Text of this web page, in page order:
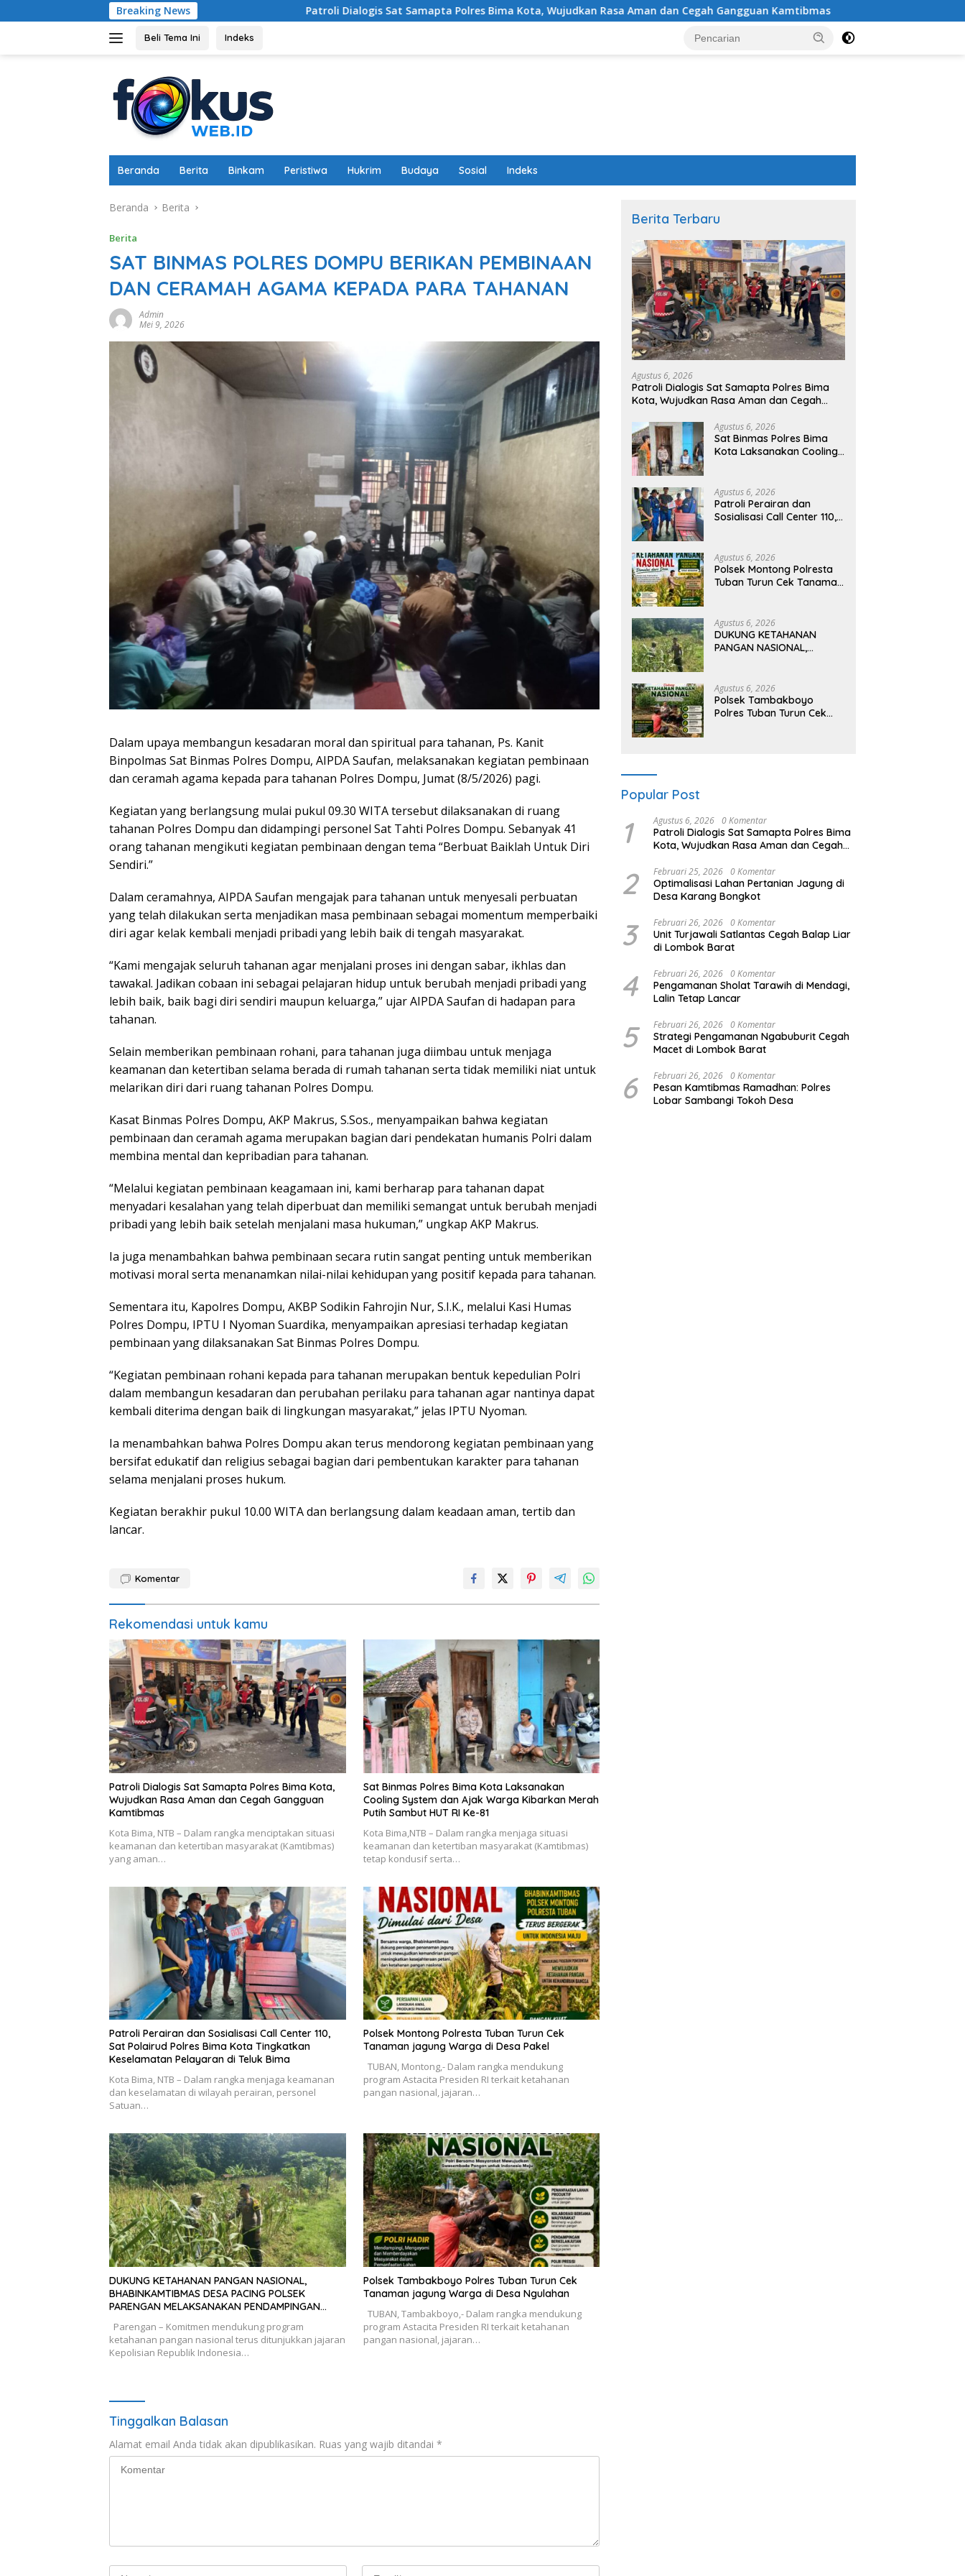
ke
Breaking NewsPatroli Dialogis Sat Samapta Polres Bima Kota, Wujudkan Rasa Aman dan Cegah Gangguan Kamtibmas Sat Binmas Polres Bima Kota
Beli Tema Ini Indeks
Beranda Berita Binkam Peristiwa Hukrim Budaya Sosial Indeks
Beranda Berita
Berita
SAT BINMAS POLRES DOMPU BERIKAN PEMBINAAN
DAN CERAMAH AGAMA KEPADA PARA TAHANAN
Admin
Mei 9, 2026
Dalam upaya membangun kesadaran moral dan spiritual para tahanan, Ps. Kanit
Binpolmas Sat Binmas Polres Dompu, AIPDA Saufan, melaksanakan kegiatan pembinaan
dan ceramah agama kepada para tahanan Polres Dompu, Jumat (8/5/2026) pagi.
Kegiatan yang berlangsung mulai pukul 09.30 WITA tersebut dilaksanakan di ruang
tahanan Polres Dompu dan didampingi personel Sat Tahti Polres Dompu. Sebanyak 41
orang tahanan mengikuti kegiatan pembinaan dengan tema “Berbuat Baiklah Untuk Diri
Sendiri.”
Dalam ceramahnya, AIPDA Saufan mengajak para tahanan untuk menyesali perbuatan
yang telah dilakukan serta menjadikan masa pembinaan sebagai momentum memperbaiki
diri agar kelak kembali menjadi pribadi yang lebih baik di tengah masyarakat.
“Kami mengajak seluruh tahanan agar menjalani proses ini dengan sabar, ikhlas dan
tawakal. Jadikan cobaan ini sebagai pelajaran hidup untuk berubah menjadi pribadi yang
lebih baik, baik bagi diri sendiri maupun keluarga,” ujar AIPDA Saufan di hadapan para
tahanan.
Selain memberikan pembinaan rohani, para tahanan juga diimbau untuk menjaga
keamanan dan ketertiban selama berada di rumah tahanan serta tidak memiliki niat untuk
melarikan diri dari ruang tahanan Polres Dompu.
Kasat Binmas Polres Dompu, AKP Makrus, S.Sos., menyampaikan bahwa kegiatan
pembinaan dan ceramah agama merupakan bagian dari pendekatan humanis Polri dalam
membina mental dan kepribadian para tahanan.
“Melalui kegiatan pembinaan keagamaan ini, kami berharap para tahanan dapat
menyadari kesalahan yang telah diperbuat dan memiliki semangat untuk berubah menjadi
pribadi yang lebih baik setelah menjalani masa hukuman,” ungkap AKP Makrus.
Ia juga menambahkan bahwa pembinaan secara rutin sangat penting untuk memberikan
motivasi moral serta menanamkan nilai-nilai kehidupan yang positif kepada para tahanan.
Sementara itu, Kapolres Dompu, AKBP Sodikin Fahrojin Nur, S.I.K., melalui Kasi Humas
Polres Dompu, IPTU I Nyoman Suardika, menyampaikan apresiasi terhadap kegiatan
pembinaan yang dilaksanakan Sat Binmas Polres Dompu.
“Kegiatan pembinaan rohani kepada para tahanan merupakan bentuk kepedulian Polri
dalam membangun kesadaran dan perubahan perilaku para tahanan agar nantinya dapat
kembali diterima dengan baik di lingkungan masyarakat,” jelas IPTU Nyoman.
Ia menambahkan bahwa Polres Dompu akan terus mendorong kegiatan pembinaan yang
bersifat edukatif dan religius sebagai bagian dari pembentukan karakter para tahanan
selama menjalani proses hukum.
Kegiatan berakhir pukul 10.00 WITA dan berlangsung dalam keadaan aman, tertib dan
lancar.
Komentar
Rekomendasi untuk kamu
Patroli Dialogis Sat Samapta Polres Bima Kota,
Wujudkan Rasa Aman dan Cegah Gangguan
Kamtibmas
Kota Bima, NTB – Dalam rangka menciptakan situasi
keamanan dan ketertiban masyarakat (Kamtibmas)
yang aman…
Sat Binmas Polres Bima Kota Laksanakan
Cooling System dan Ajak Warga Kibarkan Merah
Putih Sambut HUT RI Ke-81
Kota Bima,NTB – Dalam rangka menjaga situasi
keamanan dan ketertiban masyarakat (Kamtibmas)
tetap kondusif serta…
Patroli Perairan dan Sosialisasi Call Center 110,
Sat Polairud Polres Bima Kota Tingkatkan
Keselamatan Pelayaran di Teluk Bima
Kota Bima, NTB – Dalam rangka menjaga keamanan
dan keselamatan di wilayah perairan, personel
Satuan…
Polsek Montong Polresta Tuban Turun Cek
Tanaman jagung Warga di Desa Pakel
TUBAN, Montong,- Dalam rangka mendukung
program Astacita Presiden RI terkait ketahanan
pangan nasional, jajaran…
DUKUNG KETAHANAN PANGAN NASIONAL,
BHABINKAMTIBMAS DESA PACING POLSEK
PARENGAN MELAKSANAKAN PENDAMPINGAN
Parengan – Komitmen mendukung program
ketahanan pangan nasional terus ditunjukkan jajaran
Kepolisian Republik Indonesia…
Polsek Tambakboyo Polres Tuban Turun Cek
Tanaman jagung Warga di Desa Ngulahan
TUBAN, Tambakboyo,- Dalam rangka mendukung
program Astacita Presiden RI terkait ketahanan
pangan nasional, jajaran…
Tinggalkan Balasan
Alamat email Anda tidak akan dipublikasikan. Ruas yang wajib ditandai *
Berita Terbaru
Agustus 6, 2026
Patroli Dialogis Sat Samapta Polres Bima
Kota, Wujudkan Rasa Aman dan Cegah
Agustus 6, 2026
Sat Binmas Polres Bima
Kota Laksanakan Cooling
Sambut HUT RI Ke-81
Agustus 6, 2026
Patroli Perairan dan
Sosialisasi Call Center 110,
Keselamatan Pelayaran di
Teluk Bima
Agustus 6, 2026
Polsek Montong Polresta
Tuban Turun Cek Tanaman
Agustus 6, 2026
DUKUNG KETAHANAN
PANGAN NASIONAL,
MELAKSANAKAN
PENDAMPINGAN PETANI
JAGUNG DI DESA PACING
Agustus 6, 2026
Polsek Tambakboyo
Polres Tuban Turun Cek
Popular Post
1 Agustus 6, 2026 0 Komentar
Patroli Dialogis Sat Samapta Polres Bima
Kota, Wujudkan Rasa Aman dan Cegah
2 Februari 25, 2026 0 Komentar
Optimalisasi Lahan Pertanian Jagung di
Desa Karang Bongkot
3 Februari 26, 2026 0 Komentar
Unit Turjawali Satlantas Cegah Balap Liar
di Lombok Barat
4 Februari 26, 2026 0 Komentar
Pengamanan Sholat Tarawih di Mendagi,
Lalin Tetap Lancar
5 Februari 26, 2026 0 Komentar
Strategi Pengamanan Ngabuburit Cegah
Macet di Lombok Barat
6 Februari 26, 2026 0 Komentar
Pesan Kamtibmas Ramadhan: Polres
Lobar Sambangi Tokoh Desa